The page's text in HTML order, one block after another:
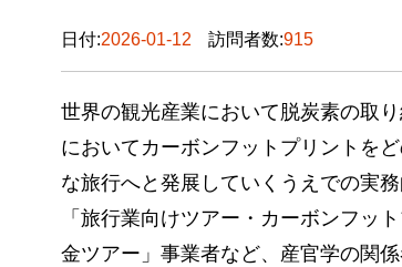
日付:2026-01-12 訪問者数:915
世界の観光産業において脱炭素の取
においてカーボンフットプリントを
な旅行へと発展していくうえでの実
「旅行業向けツアー・カーボンフッ
金ツアー」事業者など、産官学の関